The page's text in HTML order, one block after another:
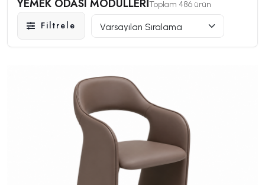
YEMEK ODASI MODÜLLERİToplam 486 ürün
Filtrele